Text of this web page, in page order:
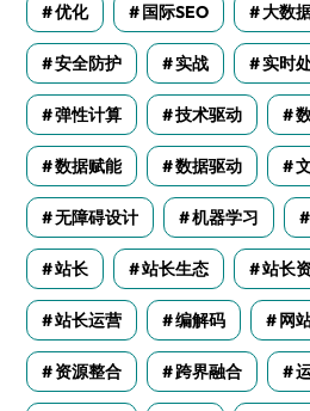
优化 国际SEO 大数
安全防护 实战 实时
弹性计算 技术驱动
数据赋能 数据驱动
无障碍设计 机器学习
站长 站长生态 站长
站长运营 编解码 网
资源整合 跨界融合